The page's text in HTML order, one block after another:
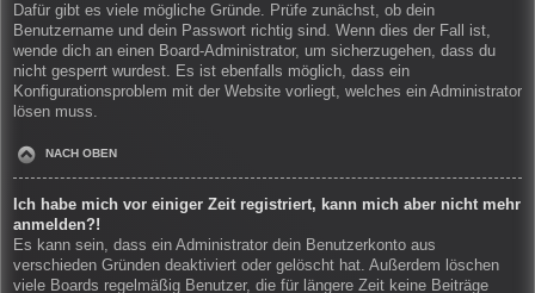
Dafür gibt es viele mögliche Gründe. Prüfe zunächst, ob dein
Benutzername und dein Passwort richtig sind. Wenn dies der Fall ist,
wende dich an einen Board-Administrator, um sicherzugehen, dass du
nicht gesperrt wurdest. Es ist ebenfalls möglich, dass ein
Konfigurationsproblem mit der Website vorliegt, welches ein Administrator
lösen muss.
NACH OBEN
Ich habe mich vor einiger Zeit registriert, kann mich aber nicht mehr
anmelden?!
Es kann sein, dass ein Administrator dein Benutzerkonto aus
verschieden Gründen deaktiviert oder gelöscht hat. Außerdem löschen
viele Boards regelmäßig Benutzer, die für längere Zeit keine Beiträge